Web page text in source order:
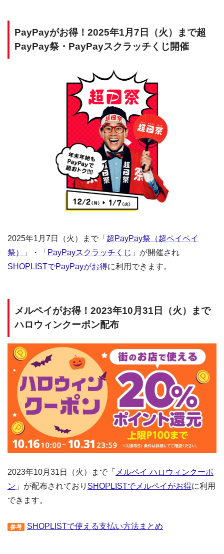
PayPayがお得！2025年1月7日（火）まで超
PayPay祭・PayPayスクラッチくじ開催
2025年1月7日（火）まで「 超PayPay祭（超ペイペイ
祭）
」・「 PayPayスクラッチくじ 」が開催され
SHOPLISTでPayPayがお得に利用できます。
メルペイがお得！2023年10月31日（火）まで
ハロウィンクーポン配布
2023年10月31日（火）まで「 メルペイ ハロウィンクーポ
ン 」が配布されており SHOPLISTでメルペイがお得に利用
できます。
参考 SHOPLISTで使える支払い方法まとめ